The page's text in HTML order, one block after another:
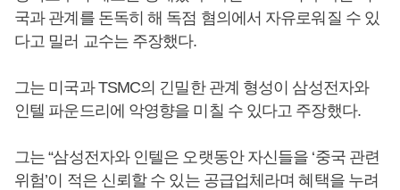
국과 관계를 돈독히 해 독점 혐의에서 자유로워질 수 있
다고 밀러 교수는 주장했다.
그는 미국과 TSMC의 긴밀한 관계 형성이 삼성전자와
인텔 파운드리에 악영향을 미칠 수 있다고 주장했다.
그는 “삼성전자와 인텔은 오랫동안 자신들을 ‘중국 관련
위험’이 적은 신뢰할 수 있는 공급업체라며 혜택을 누려